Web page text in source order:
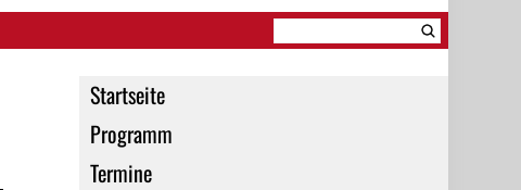
Startseite
Programm
Termine